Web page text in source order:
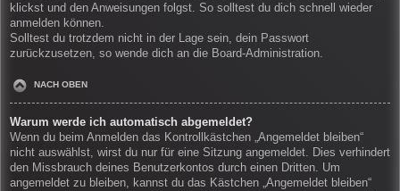
klickst und den Anweisungen folgst. So solltest du dich schnell wieder
anmelden können.
Solltest du trotzdem nicht in der Lage sein, dein Passwort
zurückzusetzen, so wende dich an die Board-Administration.
NACH OBEN
Warum werde ich automatisch abgemeldet?
Wenn du beim Anmelden das Kontrollkästchen „Angemeldet bleiben“
nicht auswählst, wirst du nur für eine Sitzung angemeldet. Dies verhindert
den Missbrauch deines Benutzerkontos durch einen Dritten. Um
angemeldet zu bleiben, kannst du das Kästchen „Angemeldet bleiben“